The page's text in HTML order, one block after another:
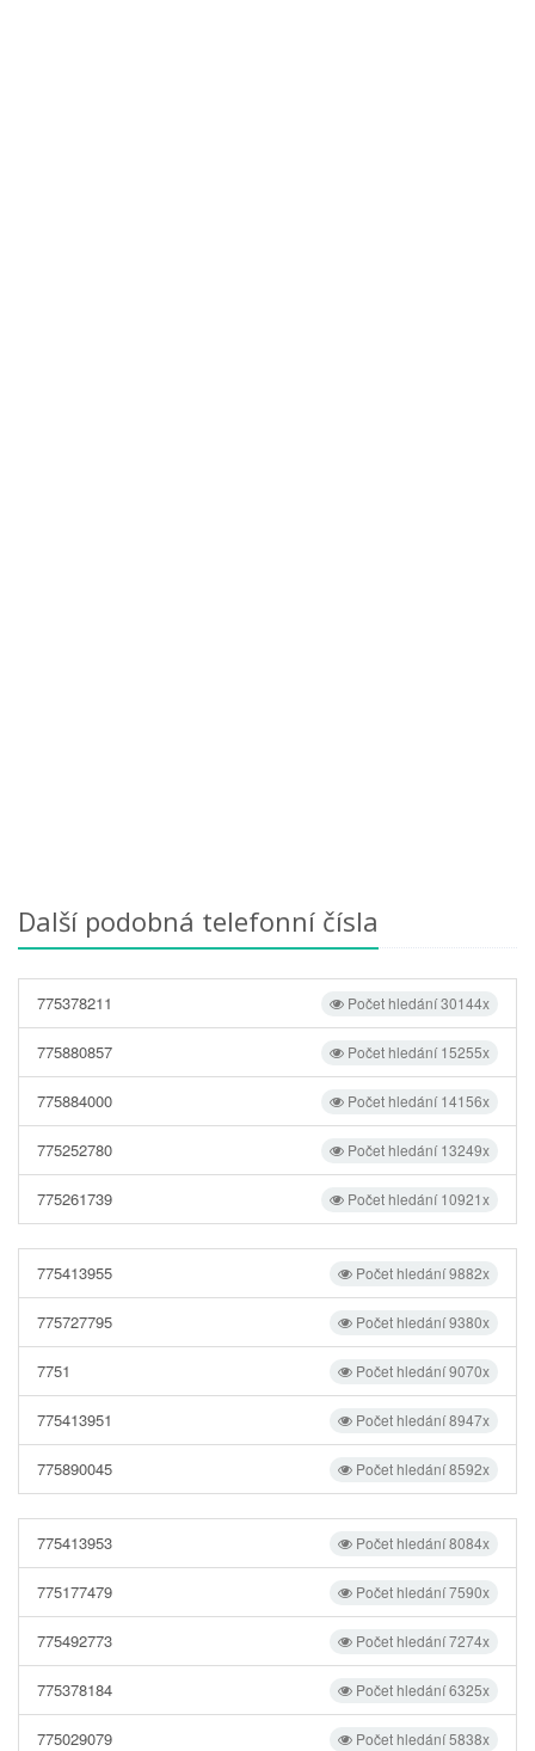
Další podobná telefonní čísla
Počet hledání 30144x
775378211
Počet hledání 15255x
775880857
Počet hledání 14156x
775884000
Počet hledání 13249x
775252780
Počet hledání 10921x
775261739
Počet hledání 9882x
775413955
Počet hledání 9380x
775727795
Počet hledání 9070x
7751
Počet hledání 8947x
775413951
Počet hledání 8592x
775890045
Počet hledání 8084x
775413953
Počet hledání 7590x
775177479
Počet hledání 7274x
775492773
Počet hledání 6325x
775378184
Počet hledání 5838x
775029079